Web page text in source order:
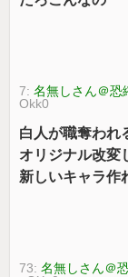
7:名無しさん＠恐
Okk0
白人が職奪われ
オリジナル改変
新しいキャラ作
73:名無しさん＠